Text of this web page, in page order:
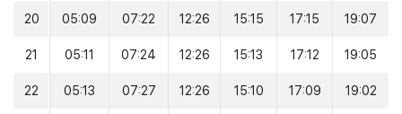
20 05:09 07:22 12:26 15:15 17:15 19:07
21 05:11 07:24 12:26 15:13 17:12 19:05
22 05:13 07:27 12:26 15:10 17:09 19:02